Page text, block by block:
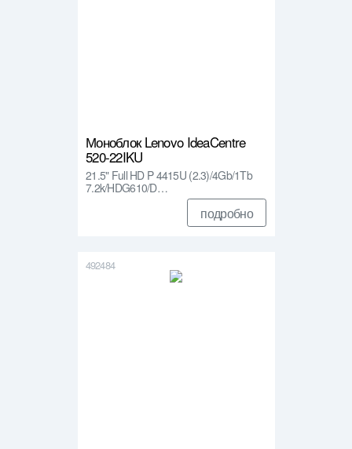
Моноблок Lenovo IdeaCentre
520-22IKU
21.5" Full HD P 4415U (2.3)/4Gb/1Tb
7.2k/HDG610/D…
подробно
492484